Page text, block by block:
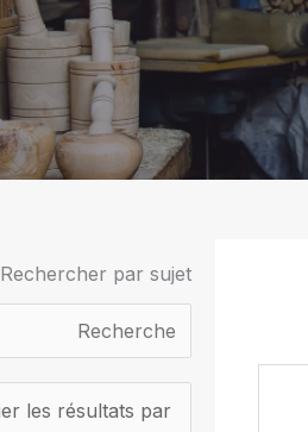
Rechercher par sujet